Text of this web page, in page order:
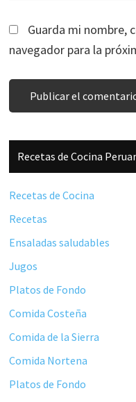
Guarda mi nombre,
navegador para la
Barra
lateral
principal
Recetas de Cocina
Recetas de Cocina
Recetas
Ensaladas saludables
Jugos
Platos de Fondo
Comida Costeña
Comida de la Sierra
Comida Nortena
Platos de Fondo